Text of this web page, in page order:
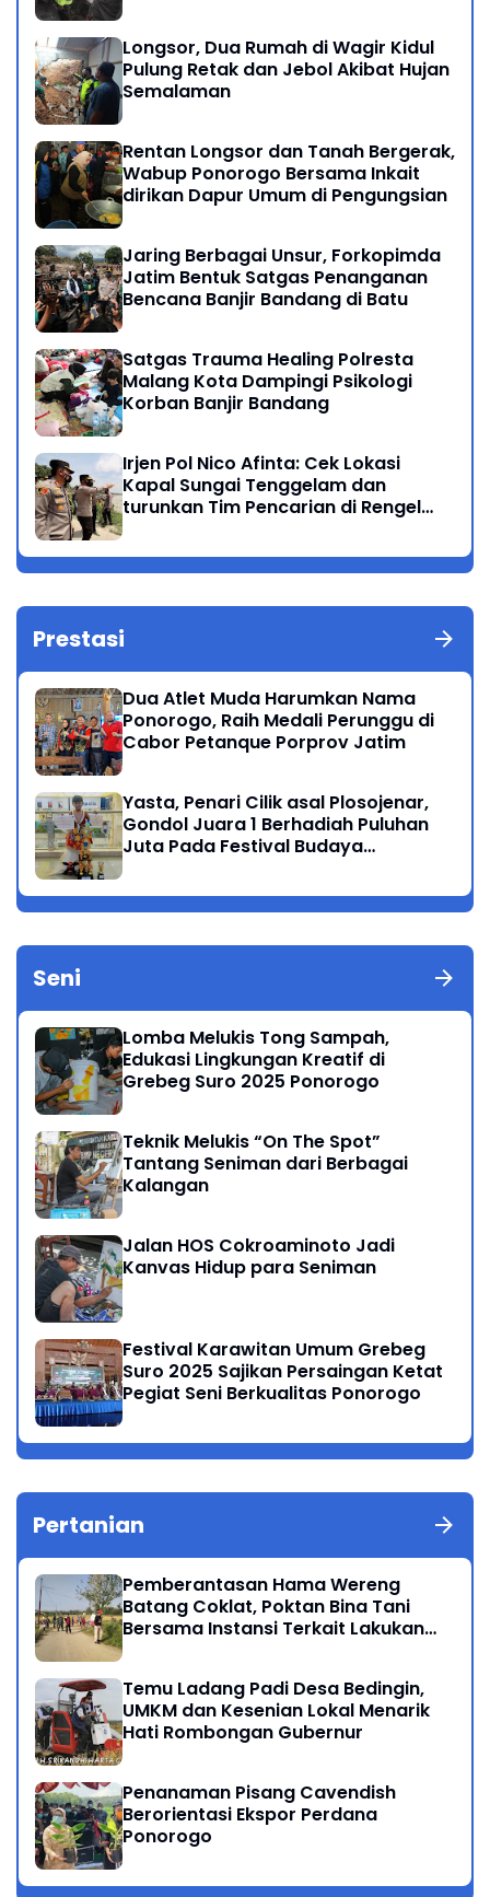
Longsor, Dua Rumah di Wagir Kidul
Pulung Retak dan Jebol Akibat Hujan
Semalaman
Rentan Longsor dan Tanah Bergerak,
Wabup Ponorogo Bersama Inkait
dirikan Dapur Umum di Pengungsian
Jaring Berbagai Unsur, Forkopimda
Jatim Bentuk Satgas Penanganan
Bencana Banjir Bandang di Batu
Satgas Trauma Healing Polresta
Malang Kota Dampingi Psikologi
Korban Banjir Bandang
Irjen Pol Nico Afinta: Cek Lokasi
Kapal Sungai Tenggelam dan
turunkan Tim Pencarian di Rengel
Prestasi
Dua Atlet Muda Harumkan Nama
Ponorogo, Raih Medali Perunggu di
Cabor Petanque Porprov Jatim
Yasta, Penari Cilik asal Plosojenar,
Gondol Juara 1 Berhadiah Puluhan
Juta Pada Festival Budaya
Seni
Lomba Melukis Tong Sampah,
Edukasi Lingkungan Kreatif di
Grebeg Suro 2025 Ponorogo
Teknik Melukis “On The Spot”
Tantang Seniman dari Berbagai
Kalangan
Jalan HOS Cokroaminoto Jadi
Kanvas Hidup para Seniman
Festival Karawitan Umum Grebeg
Suro 2025 Sajikan Persaingan Ketat
Pegiat Seni Berkualitas Ponorogo
Pertanian
Pemberantasan Hama Wereng
Batang Coklat, Poktan Bina Tani
Bersama Instansi Terkait Lakukan
Temu Ladang Padi Desa Bedingin,
UMKM dan Kesenian Lokal Menarik
Hati Rombongan Gubernur
Penanaman Pisang Cavendish
Berorientasi Ekspor Perdana
Ponorogo